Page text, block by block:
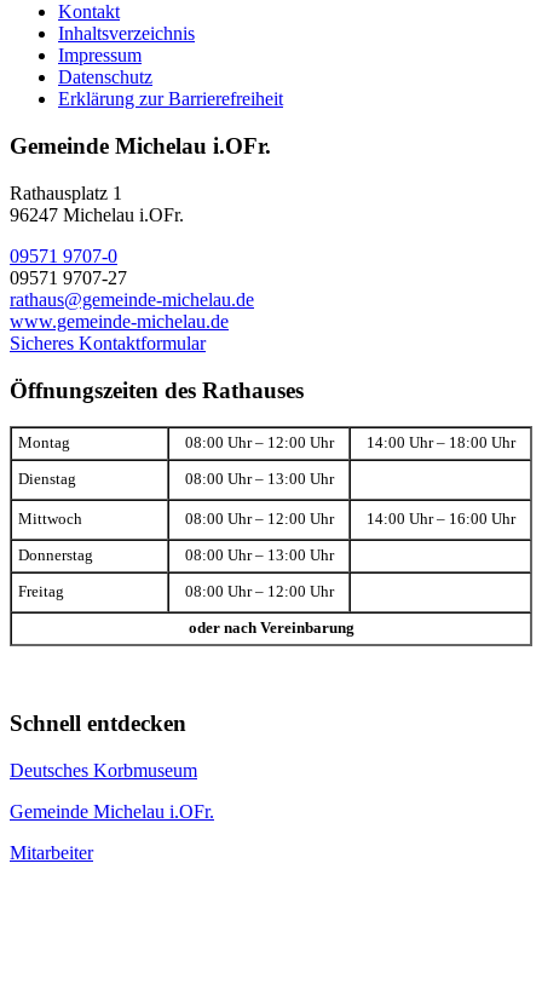
Kontakt
Inhaltsverzeichnis
Impressum
Datenschutz
Erklärung zur Barrierefreiheit
Gemeinde Michelau i.OFr.
Rathausplatz 1
96247 Michelau i.OFr.
09571 9707-0
09571 9707-27
rathaus@gemeinde-michelau.de
www.gemeinde-michelau.de
Sicheres Kontaktformular
Öffnungszeiten des Rathauses
Montag 08:00 Uhr – 12:00 Uhr 14:00 Uhr – 18:00 Uhr
Dienstag 08:00 Uhr – 13:00 Uhr
Mittwoch 08:00 Uhr – 12:00 Uhr 14:00 Uhr – 16:00 Uhr
Donnerstag 08:00 Uhr – 13:00 Uhr
Freitag 08:00 Uhr – 12:00 Uhr
oder nach Vereinbarung
Schnell entdecken
Deutsches Korbmuseum
Gemeinde Michelau i.OFr.
Mitarbeiter